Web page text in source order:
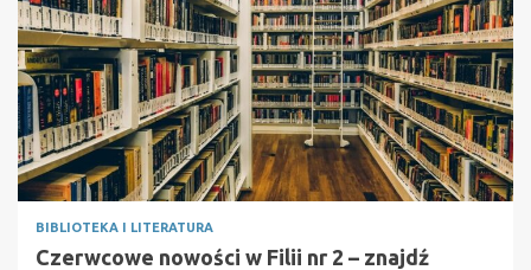
BIBLIOTEKA I LITERATURA
Czerwcowe nowości w Filii nr 2 – znajdź